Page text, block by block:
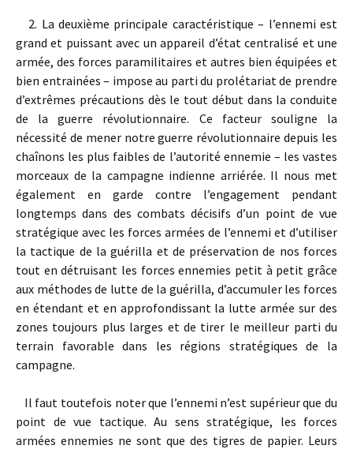
2. La deuxième principale caractéristique – l’ennemi est
grand et puissant avec un appareil d’état centralisé et une
armée, des forces paramilitaires et autres bien équipées et
bien entrainées – impose au parti du prolétariat de prendre
d’extrêmes précautions dès le tout début dans la conduite
de la guerre révolutionnaire. Ce facteur souligne la
nécessité de mener notre guerre révolutionnaire depuis les
chaînons les plus faibles de l’autorité ennemie – les vastes
morceaux de la campagne indienne arriérée. Il nous met
également en garde contre l’engagement pendant
longtemps dans des combats décisifs d’un point de vue
stratégique avec les forces armées de l’ennemi et d’utiliser
la tactique de la guérilla et de préservation de nos forces
tout en détruisant les forces ennemies petit à petit grâce
aux méthodes de lutte de la guérilla, d’accumuler les forces
en étendant et en approfondissant la lutte armée sur des
zones toujours plus larges et de tirer le meilleur parti du
terrain favorable dans les régions stratégiques de la
campagne.
Il faut toutefois noter que l’ennemi n’est supérieur que du
point de vue tactique. Au sens stratégique, les forces
armées ennemies ne sont que des tigres de papier. Leurs